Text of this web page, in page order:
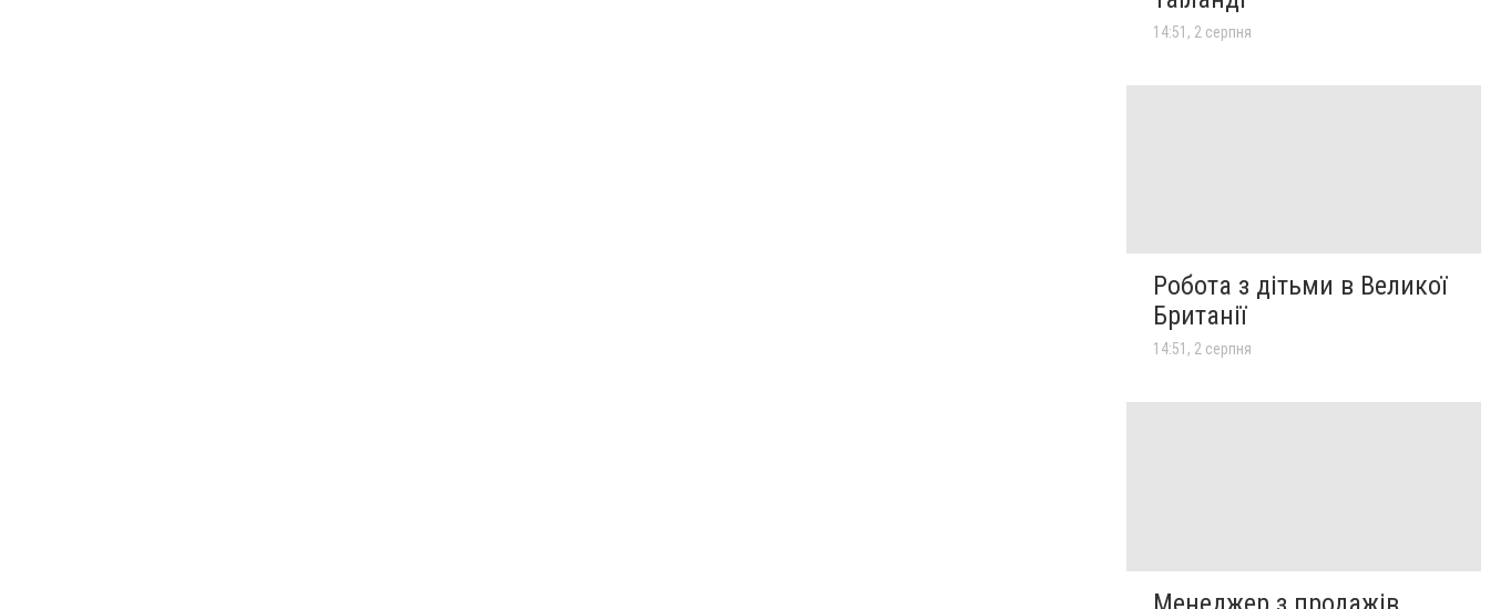
14:51, 2 серпня
Робота з дітьми в Великої
Британії
14:51, 2 серпня